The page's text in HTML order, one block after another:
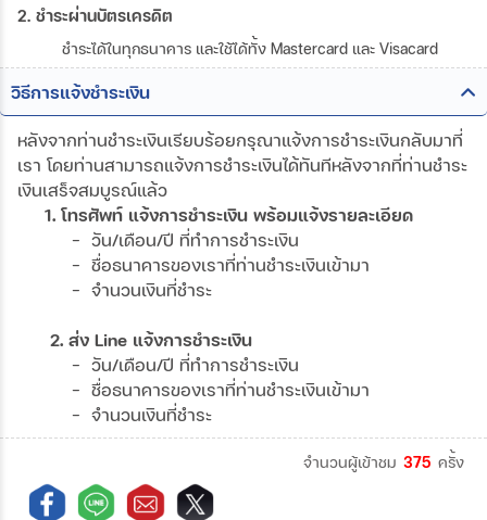
2. ชำระผ่านบัตรเครดิต
ชำระได้ในทุกธนาคาร และใช้ได้ทั้ง Mastercard และ Visacard
วิธีการแจ้งชำระเงิน
หลังจากท่านชำระเงินเรียบร้อยกรุณาแจ้งการชำระเงินกลับมาที่
เรา โดยท่านสามารถแจ้งการชำระเงินได้ทันทีหลังจากที่ท่านชำระ
เงินเสร็จสมบูรณ์แล้ว
1. โทรศัพท์ แจ้งการชำระเงิน พร้อมแจ้งรายละเอียด
- วัน/เดือน/ปี ที่ทำการชำระเงิน
- ชื่อธนาคารของเราที่ท่านชำระเงินเข้ามา
- จำนวนเงินที่ชำระ
2. ส่ง Line แจ้งการชำระเงิน
- วัน/เดือน/ปี ที่ทำการชำระเงิน
- ชื่อธนาคารของเราที่ท่านชำระเงินเข้ามา
- จำนวนเงินที่ชำระ
จำนวนผู้เข้าชม 375 ครั้ง